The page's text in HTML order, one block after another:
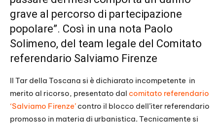
grave al percorso di partecipazione
popolare”. Così in una nota Paolo
Solimeno, del team legale del Comitato
referendario Salviamo Firenze
Il Tar della Toscana si è dichiarato incompetente in
merito al ricorso, presentato dal comitato referendario
‘Salviamo Firenze’ contro il blocco dell’iter referendario
promosso in materia di urbanistica. Tecnicamente si